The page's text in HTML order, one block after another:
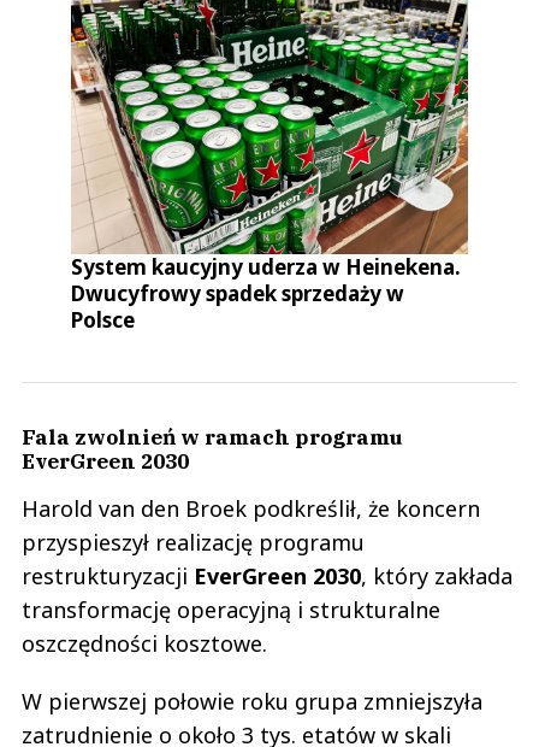
System kaucyjny uderza w Heinekena.
Dwucyfrowy spadek sprzedaży w
Polsce
Fala zwolnień w ramach programu
EverGreen 2030
Harold van den Broek podkreślił, że koncern
przyspieszył realizację programu
restrukturyzacji EverGreen 2030, który zakłada
transformację operacyjną i strukturalne
oszczędności kosztowe.
W pierwszej połowie roku grupa zmniejszyła
zatrudnienie o około 3 tys. etatów w skali